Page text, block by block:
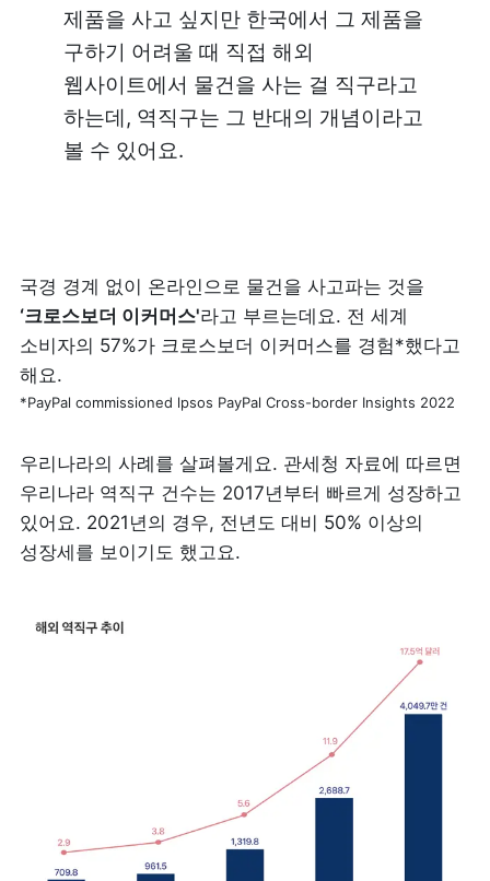
제품을 사고 싶지만 한국에서 그 제품을
구하기 어려울 때 직접 해외
웹사이트에서 물건을 사는 걸 직구라고
하는데, 역직구는 그 반대의 개념이라고
볼 수 있어요.
‘크로스보더 이커머스'라고 부르는데요. 전 세계
소비자의 57%가 크로스보더 이커머스를 경험*했다고
*PayPal commissioned lpsos PayPal Cross-border Insights 2022
우리나라의 사례를 살펴볼게요. 관세청 자료에 따르면
우리나라 역직구 건수는 2017년부터 빠르게 성장하고
있어요. 2021년의 경우, 전년도 대비 50% 이상의
성장세를 보이기도 했고요.